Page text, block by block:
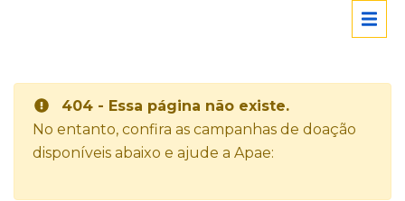
404 - Essa página não existe.
No entanto, confira as campanhas de doação
disponíveis abaixo e ajude a Apae: